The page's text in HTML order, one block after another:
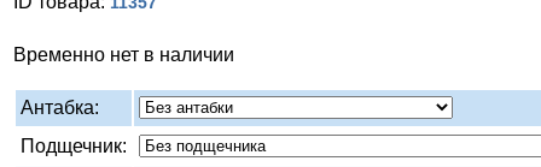
Временно нет в наличии
Антабка:
Подщечник: